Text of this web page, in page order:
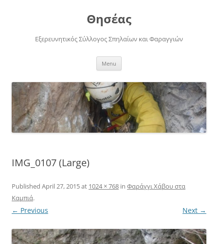
Θησέας
Εξερευνητικός Σύλλογος Σπηλαίων και Φαραγγιών
Menu
IMG_0107 (Large)
Published April 27, 2015at 1024 × 768 in Φαράγγι Χάβου στα
Καμπιά.
← Previous Next →